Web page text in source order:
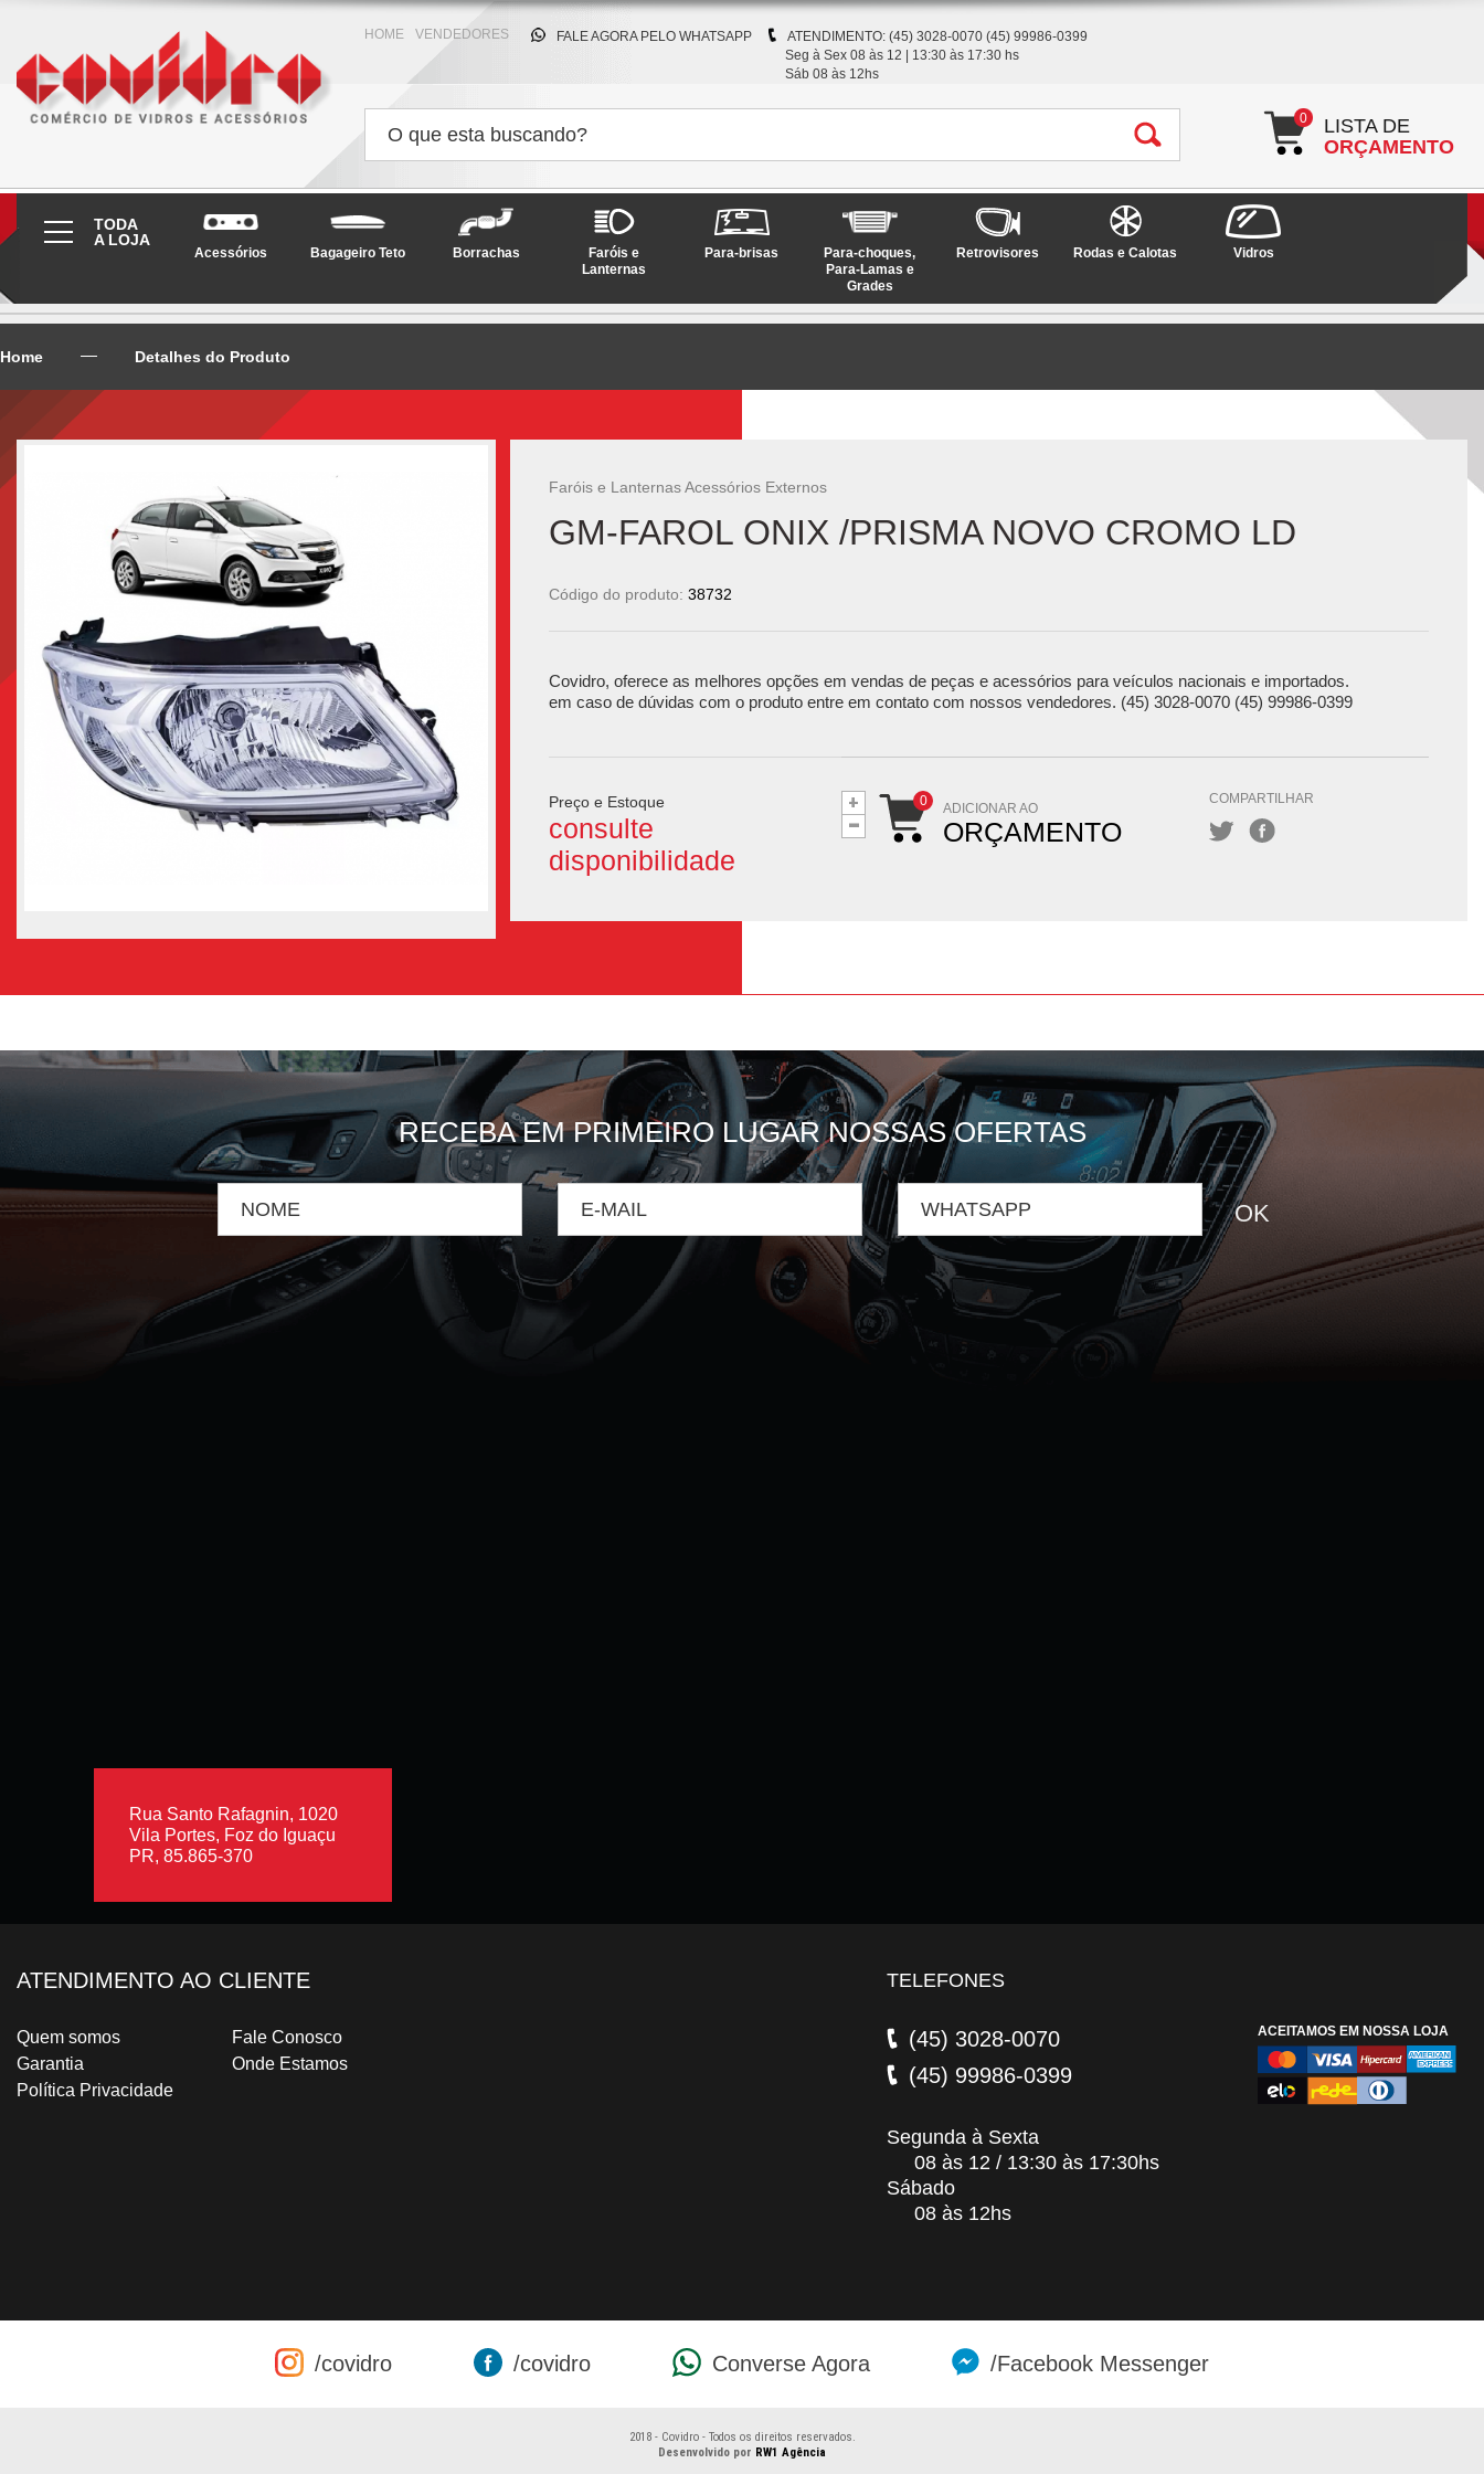
HOME VENDEDORES FALE AGORA PELO WHATSAPP
ATENDIMENTO: (45) 3028-0070 (45) 99986-0399
Seg à Sex 08 às 12 | 13:30 às 17:30 hs
Sáb 08 às 12hs
0
LISTA DE
ORÇAMENTO
TODA
A LOJA
Acessórios Bagageiro Teto Borrachas
Faróis e
Lanternas
Para-brisas
Para-choques,
Para-Lamas e
Grades
Retrovisores Rodas e Calotas Vidros
Home Detalhes do Produto
Faróis e Lanternas Acessórios Externos
GM-FAROL ONIX /PRISMA NOVO CROMO LD
Código do produto: 38732
Covidro, oferece as melhores opções em vendas de peças e acessórios para veículos nacionais e importados.
em caso de dúvidas com o produto entre em contato com nossos vendedores. (45) 3028-0070 (45) 99986-0399
Preço e Estoque
consulte
disponibilidade
+
- ADICIONAR AO
ORÇAMENTO
COMPARTILHAR
RECEBA EM PRIMEIRO LUGAR NOSSAS OFERTAS
Rua Santo Rafagnin, 1020
Vila Portes, Foz do Iguaçu
PR, 85.865-370
ATENDIMENTO AO CLIENTE
Quem somos
Garantia
Política Privacidade
Fale Conosco
Onde Estamos
TELEFONES
(45) 3028-0070
(45) 99986-0399
Segunda à Sexta
08 às 12 / 13:30 às 17:30hs
Sábado
08 às 12hs
ACEITAMOS EM NOSSA LOJA
/covidro /covidro Converse Agora /Facebook Messenger
2018 - Covidro - Todos os direitos reservados.
Desenvolvido por RW1 Agência